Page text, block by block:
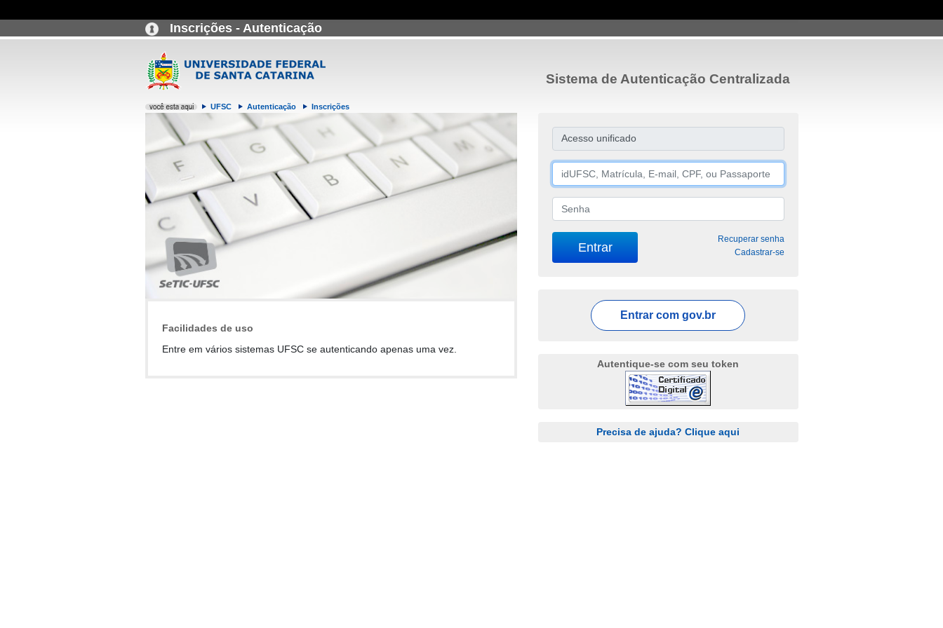
Inscrições - Autenticação
UFSC Autenticação Inscrições
Sistema de Autenticação Centralizada
Facilidades de uso
Entre em vários sistemas UFSC se autenticando apenas uma vez.
Acesso unificado
Recuperar senha
Cadastrar-se
Entrar com gov.br
Autentique-se com seu token
Precisa de ajuda? Clique aqui